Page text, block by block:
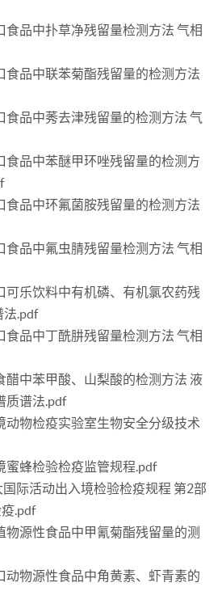
食品中扑草净残留量检测方法 气相
食品中联苯菊酯残留量的检测方法
食品中莠去津残留量的检测方法 气
食品中苯醚甲环唑残留量的检测方
食品中环氟菌胺残留量的检测方法
食品中氟虫腈残留量检测方法 气相
可乐饮料中有机磷、有机氯农药残
法.pdf
食品中丁酰肼残留量检测方法 气相
醋中苯甲酸、山梨酸的检测方法 液
质谱法.pdf
动物检疫实验室生物安全分级技术
蜜蜂检验检疫监管规程.pdf
际活动出入境检验检疫规程 第2部
.pdf
物源性食品中甲氰菊酯残留量的测
动物源性食品中角黄素、虾青素的